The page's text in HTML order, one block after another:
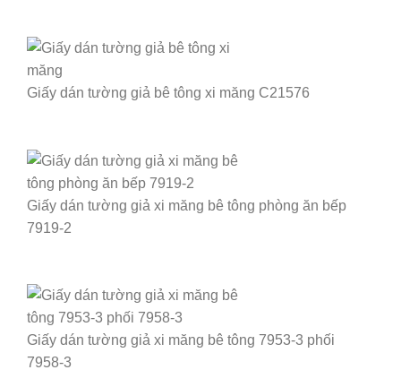
Giấy dán tường giả bê tông xi măng C21576
Giấy dán tường giả xi măng bê tông phòng ăn bếp
7919-2
Giấy dán tường giả xi măng bê tông 7953-3 phối
7958-3